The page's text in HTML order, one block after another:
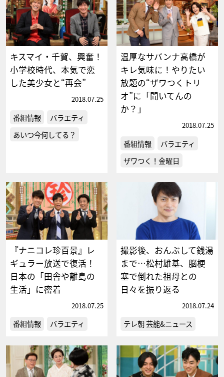
キスマイ・千賀、興奮！
小学校時代、本気で恋
した美少女と“再会”
2018.07.25
番組情報
バラエティ
あいつ今何してる？
温厚なサバンナ高橋が
キレ気味に！やりたい
放題の“ザワつくトリ
オ”に「聞いてんの
か？」
2018.07.25
番組情報
バラエティ
ザワつく！金曜日
『ナニコレ珍百景』レ
ギュラー放送で復活！
日本の「田舎や離島の
生活」に密着
2018.07.25
番組情報 バラエティ
撮影後、おんぶして銭湯
まで…松村雄基、脳梗
塞で倒れた祖母との
日々を振り返る
2018.07.24
テレ朝 芸能&ニュース